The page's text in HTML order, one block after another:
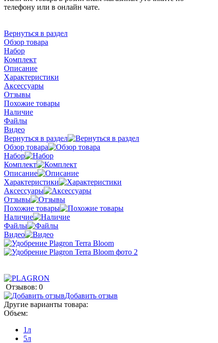
телефону или в онлайн чате.
Вернуться в раздел
Обзор товара
Набор
Комплект
Описание
Характеристики
Аксессуары
Отзывы
Похожие товары
Наличие
Файлы
Видео
Вернуться в раздел
Обзор товара
Набор
Комплект
Описание
Характеристики
Аксессуары
Отзывы
Похожие товары
Наличие
Файлы
Видео
Отзывов: 0
Добавить отзыв
Другие варианты товара:
Объем:
1л
5л